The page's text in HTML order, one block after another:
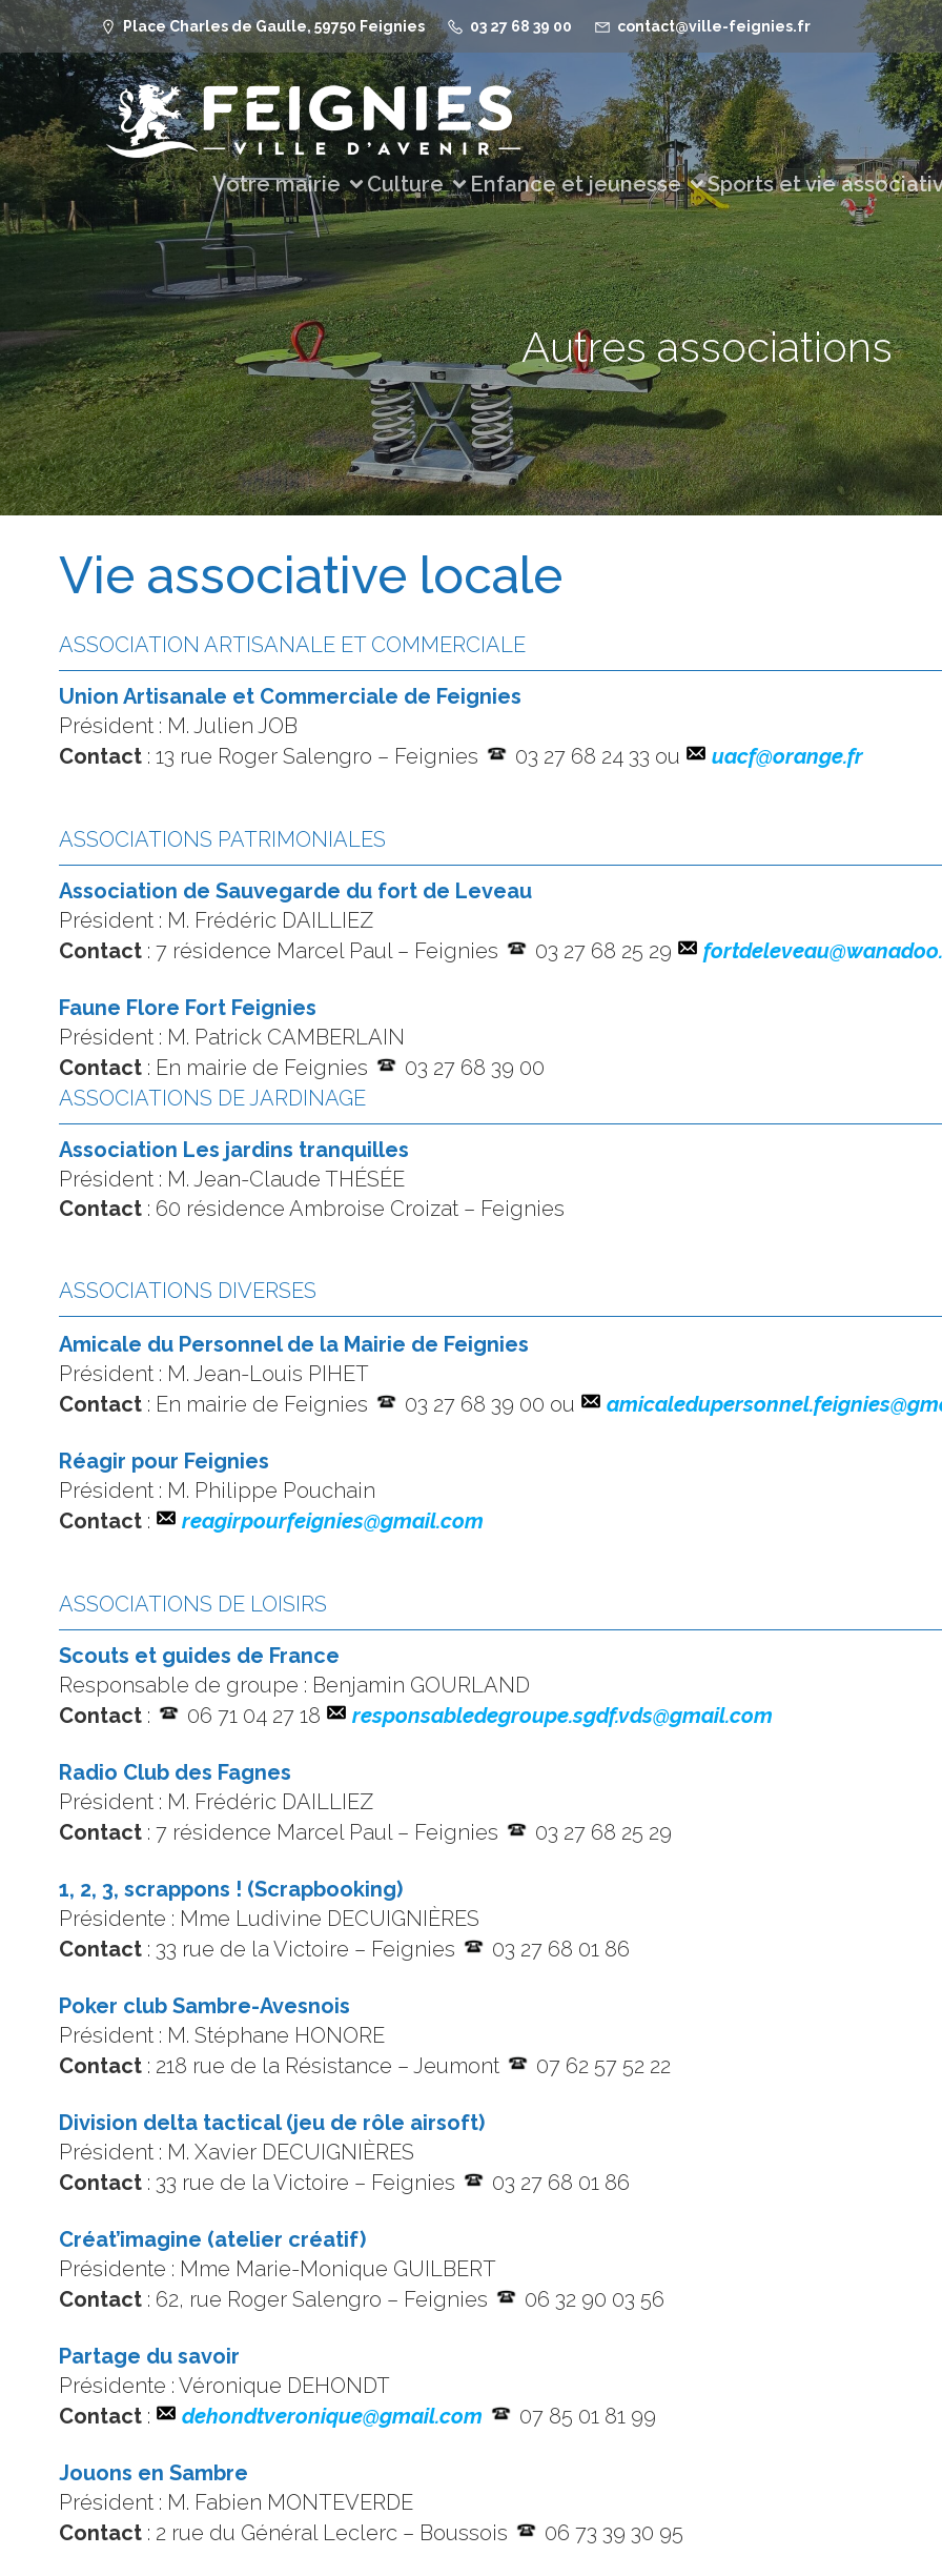
Place Charles de Gaulle, 59750 Feignies 03 27 68 39 00 contact@ville-feignies.fr
Votre mairie Culture Enfance et jeunesse Sports et vie
Autres associations
Vie associative locale
ASSOCIATION ARTISANALE ET COMMERCIALE
Union Artisanale et Commerciale de Feignies
Président : M. Julien JOB
Contact : 13 rue Roger Salengro – Feignies 03 27 68 24 33 ou uacf@orange.fr
ASSOCIATIONS PATRIMONIALES
Association de Sauvegarde du fort de Leveau
Président : M. Frédéric DAILLIEZ
Contact : 7 résidence Marcel Paul – Feignies 03 27 68 25 29
Faune Flore Fort Feignies
Président : M. Patrick CAMBERLAIN
Contact : En mairie de Feignies
03 27 68 39 00
ASSOCIATIONS DE JARDINAGE
Association Les jardins tranquilles
Président : M. Jean-Claude THÉSÉE
Contact : 60 résidence Ambroise Croizat – Feignies
ASSOCIATIONS DIVERSES
Amicale du Personnel de la Mairie de Feignies
Président : M. Jean-Louis PIHET
Contact : En mairie de Feignies 03 27 68 39 00 ou
Réagir pour Feignies
Président : M. Philippe Pouchain
Contact : reagirpourfeignies@gmail.com
ASSOCIATIONS DE LOISIRS
Scouts et guides de France
Responsable de groupe : Benjamin GOURLAND
Contact : 06 71 04 27 18 responsabledegroupe.sgdf.vds@gmail.com
Radio Club des Fagnes
Président : M. Frédéric DAILLIEZ
Contact : 7 résidence Marcel Paul – Feignies 03 27 68 25 29
1, 2, 3, scrappons ! (Scrapbooking)
Présidente : Mme Ludivine DECUIGNIÈRES
Contact : 33 rue de la Victoire – Feignies 03 27 68 01 86
Poker club Sambre-Avesnois
Président : M. Stéphane HONORE
Contact : 218 rue de la Résistance – Jeumont 07 62 57 52 22
Division delta tactical (jeu de rôle airsoft)
Président : M. Xavier DECUIGNIÈRES
Contact : 33 rue de la Victoire – Feignies 03 27 68 01 86
Créat’imagine (atelier créatif)
Présidente : Mme Marie-Monique GUILBERT
Contact : 62, rue Roger Salengro – Feignies 06 32 90 03 56
Partage du savoir
Présidente : Véronique DEHONDT
Contact : dehondtveronique@gmail.com 07 85 01 81 99
Jouons en Sambre
Président : M. Fabien MONTEVERDE
Contact : 2 rue du Général Leclerc – Boussois 06 73 39 30 95